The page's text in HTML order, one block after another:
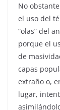
No
el uso del
“olas” del
porque el
de
capas
extraño o,
lugar,